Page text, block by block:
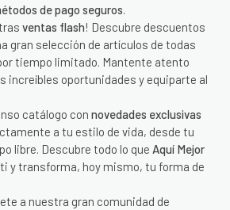
de pago seguros.
ventas flash! Descubre descuentos
gran selección de artículos de todas
tiempo limitado. Mantente atento
increíbles oportunidades y equiparte al
catálogo con novedades exclusivas
a tu estilo de vida, desde tu
libre. Descubre todo lo que Aquí Mejor
y transforma, hoy mismo, tu forma de
a nuestra gran comunidad de